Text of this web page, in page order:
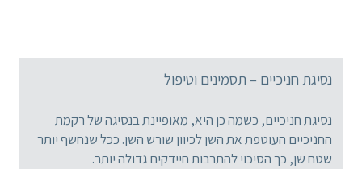
נסיגת חניכיים – תסמינים וטיפול
נסיגת חניכיים, כשמה כן היא, מאופיינת בנסיגה של רקמת
החניכיים העוטפת את השן לכיוון שורש השן. ככל שנחשף יותר
שטח שן, כך הסיכוי להתרבות חיידקים גדולה יותר.